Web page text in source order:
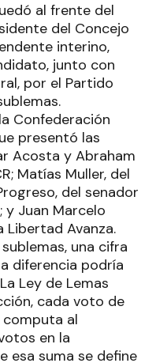
al frente del
del Concejo
interino,
junto con
por el Partido
Confederación
presentó las
Acosta y Abraham
Matías Muller, del
del senador
y Juan Marcelo
Libertad Avanza.
una cifra
diferencia podría
Ley de Lemas
cada voto de
computa al
en la
esa suma se define